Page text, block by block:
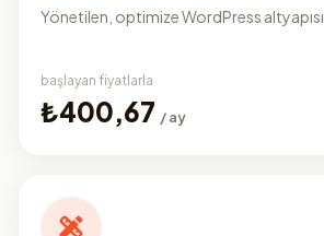
Yönetilen, optimize WordPress altyapısı
başlayan fiyatlarla
₺400,67 / ay